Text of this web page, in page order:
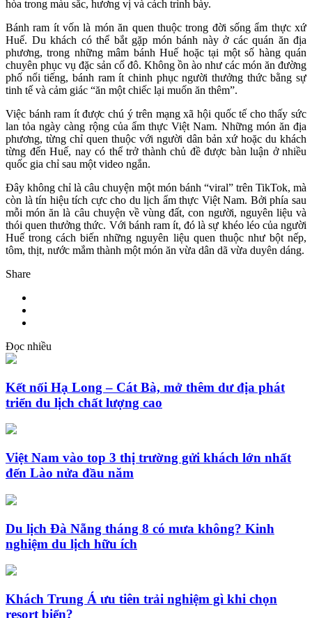
hòa trong màu sắc, hương vị và cách trình bày.
Bánh ram ít vốn là món ăn quen thuộc trong đời sống ẩm thực xứ
Huế. Du khách có thể bắt gặp món bánh này ở các quán ăn địa
phương, trong những mâm bánh Huế hoặc tại một số hàng quán
chuyên phục vụ đặc sản cố đô. Không ồn ào như các món ăn đường
phố nổi tiếng, bánh ram ít chinh phục người thưởng thức bằng sự
tinh tế và cảm giác “ăn một chiếc lại muốn ăn thêm”.
Việc bánh ram ít được chú ý trên mạng xã hội quốc tế cho thấy sức
lan tỏa ngày càng rộng của ẩm thực Việt Nam. Những món ăn địa
phương, từng chỉ quen thuộc với người dân bản xứ hoặc du khách
từng đến Huế, nay có thể trở thành chủ đề được bàn luận ở nhiều
quốc gia chỉ sau một video ngắn.
Đây không chỉ là câu chuyện một món bánh “viral” trên TikTok, mà
còn là tín hiệu tích cực cho du lịch ẩm thực Việt Nam. Bởi phía sau
mỗi món ăn là câu chuyện về vùng đất, con người, nguyên liệu và
thói quen thưởng thức. Với bánh ram ít, đó là sự khéo léo của người
Huế trong cách biến những nguyên liệu quen thuộc như bột nếp,
tôm, thịt, nước mắm thành một món ăn vừa dân dã vừa duyên dáng.
Share
Đọc nhiều
Kết nối Hạ Long – Cát Bà, mở thêm dư địa phát
triển du lịch chất lượng cao
Việt Nam vào top 3 thị trường gửi khách lớn nhất
đến Lào nửa đầu năm
Du lịch Đà Nẵng tháng 8 có mưa không? Kinh
nghiệm du lịch hữu ích
Khách Trung Á ưu tiên trải nghiệm gì khi chọn
resort biển?